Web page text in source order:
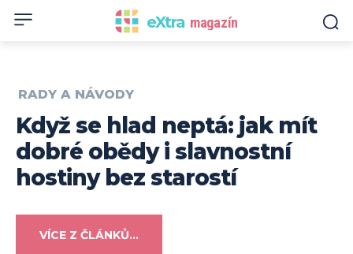
eXtra magazín
RADY A NÁVODY
Když se hlad neptá: jak mít
dobré obědy i slavnostní
hostiny bez starostí
VÍCE Z ČLÁNKŮ...